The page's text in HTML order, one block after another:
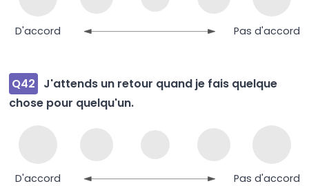
D'accord Pas d'accord
Q42
J'attends un retour quand je fais quelque
chose pour quelqu'un.
D'accord Pas d'accord